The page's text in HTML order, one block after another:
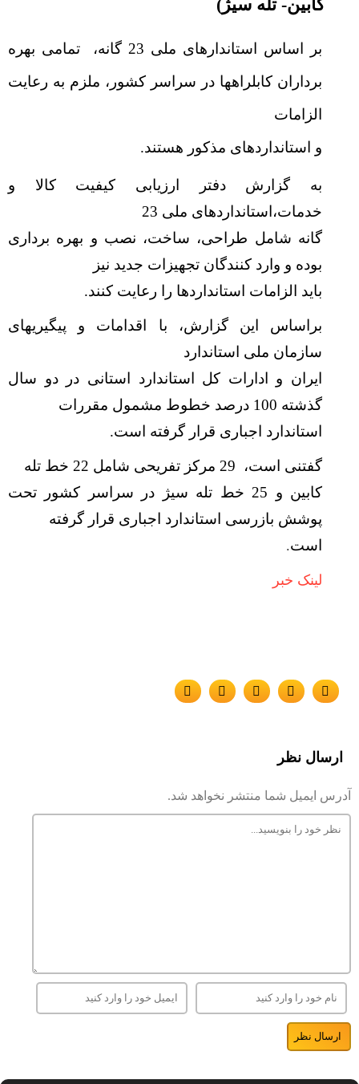
کابین- تله سیژ)
بر اساس استاندارهای ملی 23 گانه،
تمامی بهره
برداران کابلراهها در سراسر کشور، ملزم به رعایت
الزامات
و استانداردهای مذکور هستند.
به گزارش دفتر ارزیابی کیفیت کالا و
خدمات،استانداردهای ملی 23
گانه شامل طراحی، ساخت، نصب و بهره برداری
بوده و وارد کنندگان تجهیزات جدید نیز
باید الزامات استانداردها را رعایت کنند.
براساس این گزارش، با اقدامات و پیگیریهای
سازمان ملی استاندارد
ایران و ادارات کل استاندارد استانی در دو سال
گذشته 100 درصد خطوط مشمول مقررات
استاندارد اجباری قرار گرفته است.
گفتنی است،
29 مرکز تفریحی شامل 22 خط تله
کابین و 25 خط تله سیژ در سراسر کشور تحت
پوشش بازرسی استاندارد اجباری قرار گرفته
است.
لینک خبر
ارسال نظر
آدرس ایمیل شما منتشر نخواهد شد.